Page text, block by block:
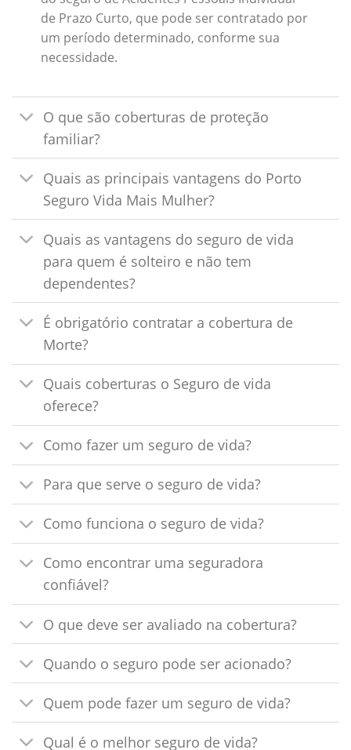
de Prazo Curto, que pode ser contratado por
um período determinado, conforme sua
necessidade.
O que são coberturas de proteção
familiar?
Quais as principais vantagens do Porto
Seguro Vida Mais Mulher?
Quais as vantagens do seguro de vida
para quem é solteiro e não tem
dependentes?
É obrigatório contratar a cobertura de
Morte?
Quais coberturas o Seguro de vida
oferece?
Como fazer um seguro de vida?
Para que serve o seguro de vida?
Como funciona o seguro de vida?
Como encontrar uma seguradora
confiável?
O que deve ser avaliado na cobertura?
Quando o seguro pode ser acionado?
Quem pode fazer um seguro de vida?
Qual é o melhor seguro de vida?